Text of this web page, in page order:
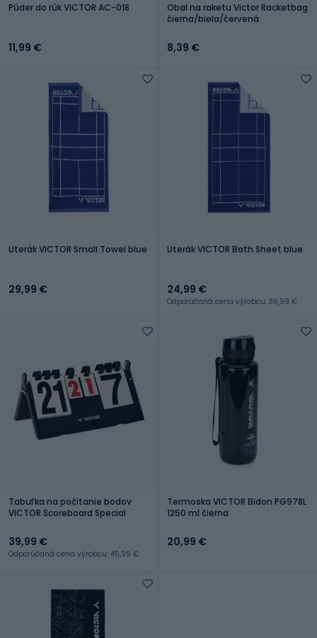
Púder do rúk VICTOR AC-018
11,99 €
Obal na raketu Victor Racketbag
čierna/biela/červená
8,39 €
Uterák VICTOR Small Towel blue
29,99 €
Uterák VICTOR Bath Sheet blue
24,99 €
Odporúčaná cena výrobcu: 36,99 €
Tabuľka na počítanie bodov
VICTOR Scoreboard Special
39,99 €
Odporúčaná cena výrobcu: 45,99 €
Termoska VICTOR Bidon PG978L
1250 ml čierna
20,99 €